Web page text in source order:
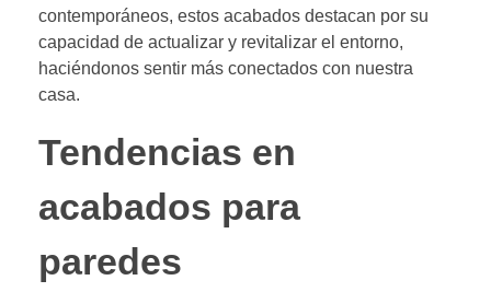
contemporáneos, estos acabados destacan por su
capacidad de actualizar y revitalizar el entorno,
haciéndonos sentir más conectados con nuestra
casa.
Tendencias en
acabados para
paredes